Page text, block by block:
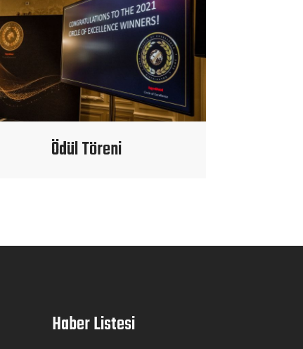
Ödül Töreni
Haber Listesi